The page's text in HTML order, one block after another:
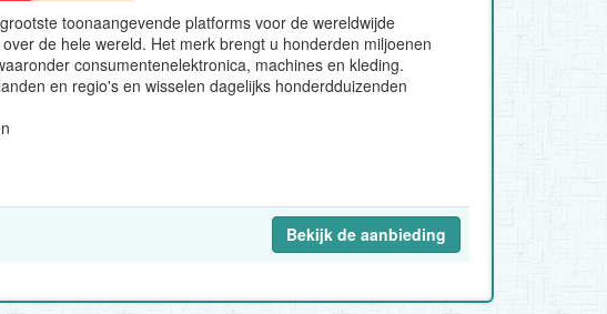
toonaangevende platforms voor de wereldwijde
de hele wereld. Het merk brengt u honderden miljoenen
consumentenelektronica, machines en kleding.
en regio's en wisselen dagelijks honderdduizenden
Bekijk de aanbieding